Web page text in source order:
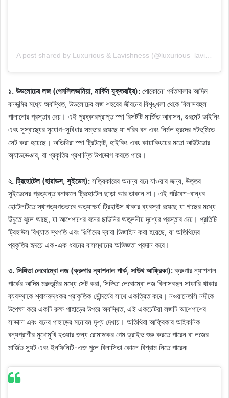
১. উডলোচের লজ (পেনসিলভানিয়া, মার্কিন যুক্তরাষ্ট্র): পোকোনো পর্বতমালার আদিম
বনভূমির মধ্যে অবস্থিত, উডলোচের লজ শহরের জীবনের বিশৃঙ্খলা থেকে বিলাসবহুল
পালানোর প্রস্তাব দেয়। এই পুরষ্কারপ্রাপ্ত স্পা রিসর্টটি মার্জিত আবাসন, গুরমেট ডাইনিং
এবং সুস্বাস্থ্যের সুযোগ-সুবিধার সম্ভার রয়েছে যা গরিব বন এবং নির্মল হ্রদের পটভূমিতে
সেট করা হয়েছে। অতিথিরা স্পা ট্রিটমেন্ট, হাইকিং এবং কায়াকিংয়ের মতো আউটডোর
অ্যাডভেঞ্চার, বা প্রকৃতির প্রশান্তি উপভোগ করতে পারে।
২. ট্রিহোটেল (হারাডস, সুইডেন): সত্যিকারের অনন্য বনে যাওয়ার জন্য, উত্তর
সুইডেনের প্রত্যন্ত বনাঞ্চলে ট্রিহোটেল ছাড়া আর তাকান না। এই পরিবেশ-বান্ধব
হোটেলটিতে স্থাপত্যগতভাবে অত্যাশ্চর্য ট্রিহাউস থাকার ব্যবস্থা রয়েছে যা গাছের মধ্যে
উঁচুতে ঝুলে আছে, যা আশেপাশের বনের ছাউনির অতুলনীয় দৃশ্যের প্রস্তাব দেয়। প্রতিটি
ট্রিহাউস বিখ্যাত স্থপতি এবং শিল্পীদের দ্বারা ডিজাইন করা হয়েছে, যা অতিথিদের
প্রকৃতির হৃদয়ে এক-এক ধরনের বাসস্থানের অভিজ্ঞতা প্রদান করে।
৩. সিঙ্গিতা লেবোম্বো লজ (ক্রুগার ন্যাশনাল পার্ক, সাউথ আফ্রিকা):ক্রুগার ন্যাশনাল
পার্কের আদিম মরুভূমির মধ্যে সেট করা, সিঙ্গিতা লেবোম্বো লজ বিলাসবহুল সাফারি থাকার
ব্যবস্থাকে শ্বাসরুদ্ধকর প্রাকৃতিক সৌন্দর্যের সাথে একত্রিত করে। নওয়ানেতসি নদীকে
উপেক্ষা করে একটি রুক্ষ পাহাড়ের উপরে অবস্থিত, এই একচেটিয়া লজটি আশেপাশের
সাভানা এবং বনের পাহাড়ের মনোরম দৃশ্য দেখায়। অতিথিরা আফ্রিকার আইকনিক
বন্যপ্রাণীর মুখোমুখি হওয়ার জন্য রোমাঞ্চকর গেম ড্রাইভ শুরু করতে পারেন বা লজের
মার্জিত স্যুট এবং ইনফিনিটি-এজ পুলে বিলাসিতা কোলে বিশ্রাম নিতে পারেন৷